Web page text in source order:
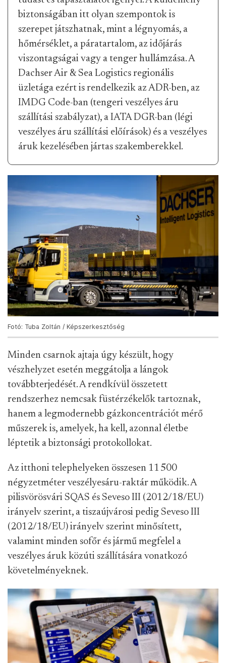
biztonságában itt olyan szempontok is
szerepet játszhatnak, mint a légnyomás, a
hőmérséklet, a páratartalom, az időjárás
viszontagságai vagy a tenger hullámzása. A
Dachser Air & Sea Logistics regionális
üzletága ezért is rendelkezik az ADR-ben, az
IMDG Code-ban (tengeri veszélyes áru
szállítási szabályzat), a IATA DGR-ban (légi
veszélyes áru szállítási előírások) és a veszélyes
áruk kezelésében jártas szakemberekkel.
Fotó: Tuba Zoltán / Képszerkesztőség
Minden csarnok ajtaja úgy készült, hogy
vészhelyzet esetén meggátolja a lángok
továbbterjedését. A rendkívül összetett
rendszerhez nemcsak füstérzékelők tartoznak,
hanem a legmodernebb gázkoncentrációt mérő
műszerek is, amelyek, ha kell, azonnal életbe
léptetik a biztonsági protokollokat.
Az itthoni telephelyeken összesen 11 500
négyzetméter veszélyesáru-raktár működik. A
pilisvörösvári SQAS és Seveso III (2012/18/EU)
irányelv szerint, a tiszaújvárosi pedig Seveso III
(2012/18/EU) irányelv szerint minősített,
valamint minden sofőr és jármű megfelel a
veszélyes áruk közúti szállítására vonatkozó
követelményeknek.